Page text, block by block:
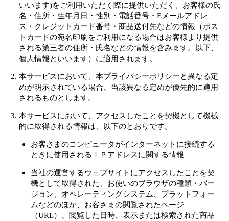
いいます)をご利用いただく際に提供いただく、お客様の氏
名・住所・生年月日・性別・電話番号・Eメールアドレ
ス・クレジットカード番号・商品送付先などの情報（ポス
トカードの宛名印刷をご利用になる場合はお客様より提供
される第三者の住所・氏名などの情報を含みます。以下、
個人情報といいます）に適用されます。
本サービスにおいて、本プライバシーポリシーと異なる定
めが明示されている場合、当該異なる定めが優先的に適用
されるものとします。
本サービスにおいて、アクセスしたことを契機として機械
的に取得される情報は、以下のとおりです。
お客さまのコンピュータがインターネットに接続する
ときに使用されるＩＰアドレスに関する情報
当社の運営するウェブサイトにアクセスしたことを契
機として取得された、お使いのブラウザの種類・バー
ジョン、オペレーティングシステム、プラットフォー
ムなどのほか、お客さまの閲覧されたページ
（URL）、閲覧した日時、表示または検索された商品